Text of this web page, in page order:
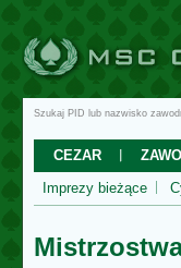
Szukaj PID lub nazwisko
CEZAR
Imprezy bieżące